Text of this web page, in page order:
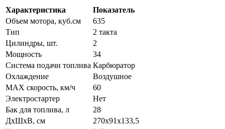
Характеристика
Показатель
Объем мотора, куб.см
635
Тип
2 такта
Цилиндры, шт.
2
Мощность
34
Система подачи топлива Карбюратор
Охлаждение
Воздушное
МАХ скорость, км/ч
60
Электростартер
Нет
Бак для топлива, л
28
ДхШхВ, см
270х91х133,5